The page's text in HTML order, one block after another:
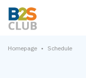
Homepage • Schedule